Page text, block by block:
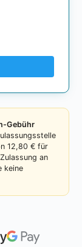
Gebühr
12,80 € für
an
keine